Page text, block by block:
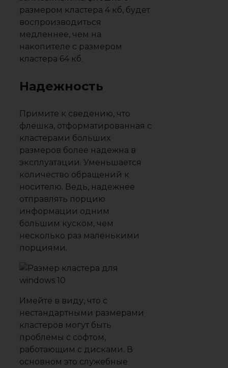
размером кластера 4 кб, будет
воспроизводиться
медленнее, чем на
накопителе с размером
кластера 64 кб.
Надежность
Примите к сведению, что
флешка, отформатированная с
кластерами больших
размеров более надежна в
эксплуатации. Уменьшается
количество обращений к
носителю. Ведь, надежнее
отправлять порцию
информации одним
большим куском, чем
несколько раз маленькими
порциями.
Имейте в виду, что с
нестандартными размерами
кластеров могут быть
проблемы с софтом,
работающим с дисками. В
основном это служебные